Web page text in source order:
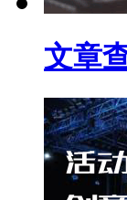
文章